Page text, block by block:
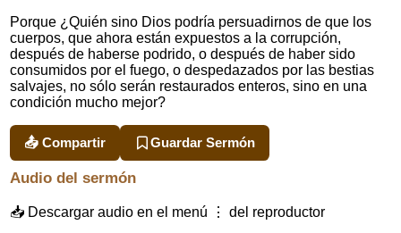
Porque ¿Quién sino Dios podría persuadirnos de que los
cuerpos, que ahora están expuestos a la corrupción,
después de haberse podrido, o después de haber sido
consumidos por el fuego, o despedazados por las bestias
salvajes, no sólo serán restaurados enteros, sino en una
condición mucho mejor?
📤 Compartir Guardar Sermón
Audio del sermón
📥 Descargar audio en el menú ⋮ del reproductor